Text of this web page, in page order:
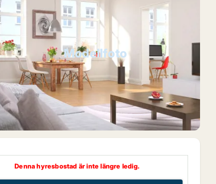
Modellfoto
Denna hyresbostad är inte längre ledig.